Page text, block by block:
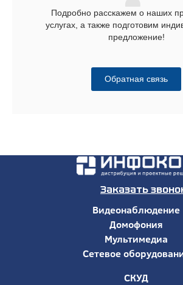
Подробно расскажем о наших
услугах, а также подготовим
предложение!
Обратная связь
Заказать
Видеонаблюдение
Домофония
Мультимедиа
Сетевое
СКУД